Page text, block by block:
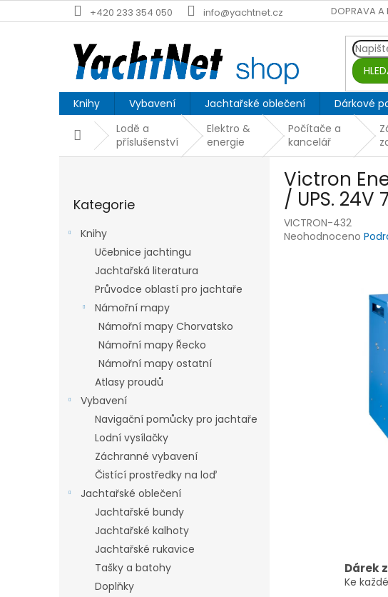
na
+420 233 354 050 info@yachtnet.cz DOPRAVA A
Knihy Vybavení Jachtařské oblečení Dárkové
DomůLodě a
příslušenství
Elektro &
energie
Počítače a
kancelář
kategorie
Kategorie
Knihy
Učebnice jachtingu
Jachtařská literatura
Průvodce oblastí pro jachtaře
Námořní mapy
Námořní mapy Chorvatsko
Námořní mapy Řecko
Námořní mapy ostatní
Atlasy proudů
Vybavení
Navigační pomůcky pro jachtaře
Lodní vysílačky
Záchranné vybavení
Čistící prostředky na loď
Jachtařské oblečení
Jachtařské bundy
Jachtařské kalhoty
Jachtařské rukavice
Tašky a batohy
Doplňky
Victron
/ UPS.
VICTRON-432
Průměrné
Neohodnoceno
Dárek
Ke